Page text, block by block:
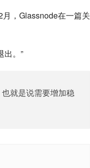
，Glassnode在一篇关
出。”
就是说需要增加稳